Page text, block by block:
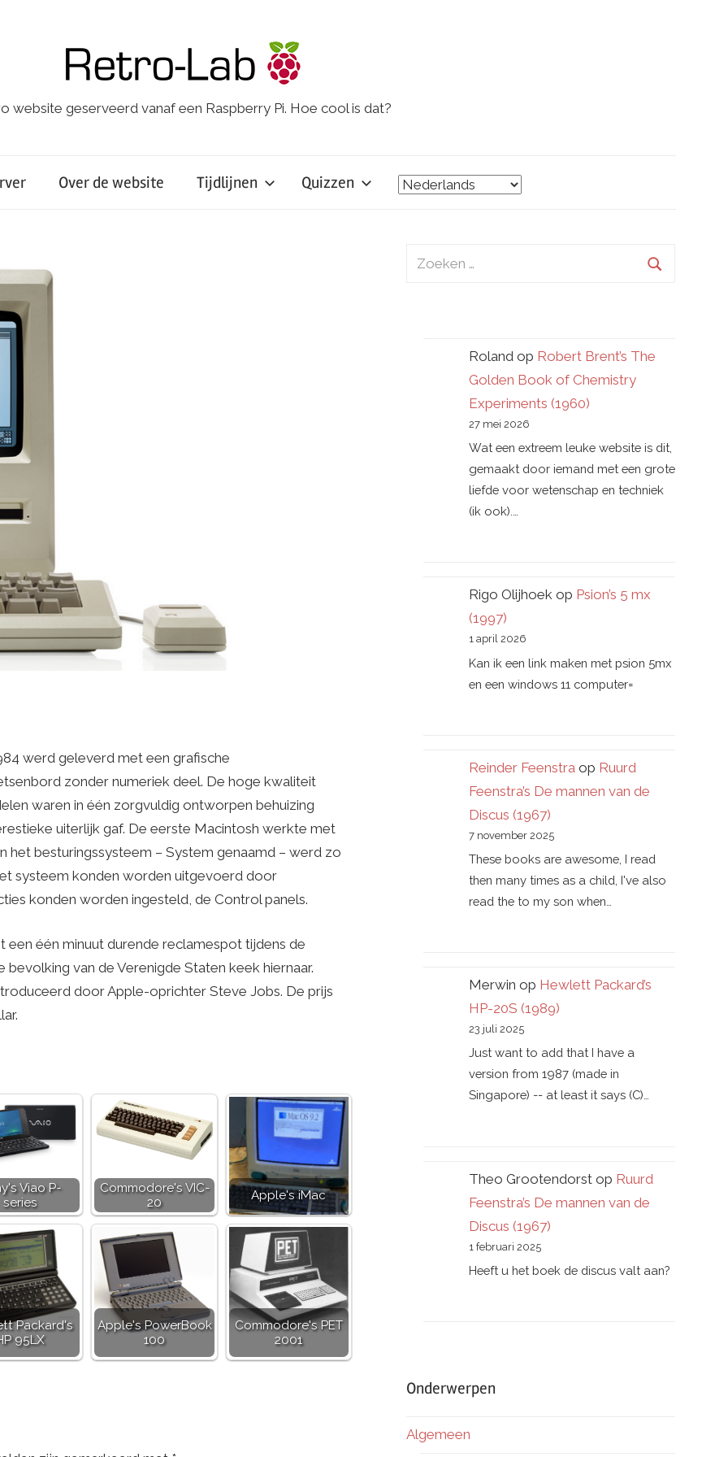
website geserveerd vanaf een Raspberry Pi. Hoe cool is dat?
Over de website Tijdlijnen Quizzen
werd geleverd met een grafische
zonder numeriek deel. De hoge kwaliteit
waren in één zorgvuldig ontworpen behuizing
uiterlijk gaf. De eerste Macintosh werkte met
besturingssysteem – System genaamd – werd zo
systeem konden worden uitgevoerd door
konden worden ingesteld, de Control panels.
een één minuut durende reclamespot tijdens de
van de Verenigde Staten keek hiernaar.
door Apple-oprichter Steve Jobs. De prijs
Viao P-
series
Commodore's VIC-
20
Apple's iMac
Packard's
95LX
Apple's PowerBook
100
Commodore's PET
2001
Zoeken
Roland op Robert Brent’s The
Golden Book of Chemistry
Experiments (1960)
27 mei 2026
Wat een extreem leuke website is dit,
gemaakt door iemand met een grote
liefde voor wetenschap en techniek
(ik ook).…
Rigo Olijhoekop Psion’s 5 mx
(1997)
1 april 2026
Kan ik een link maken met psion 5mx
en een windows 11 computer=
Reinder Feenstra op Ruurd
Feenstra’s De mannen van de
Discus (1967)
7 november 2025
These books are awesome, I read
then many times as a child, I've also
read the to my son when…
Merwin op Hewlett Packard’s
HP-20S (1989)
23 juli 2025
Just want to add that I have a
version from 1987 (made in
Singapore) -- at least it says (C)…
Theo Grootendorstop Ruurd
Feenstra’s De mannen van de
Discus (1967)
1 februari 2025
Heeft u het boek de discus valt aan?
Onderwerpen
Algemeen